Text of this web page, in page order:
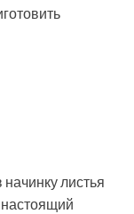
листья
настоящий